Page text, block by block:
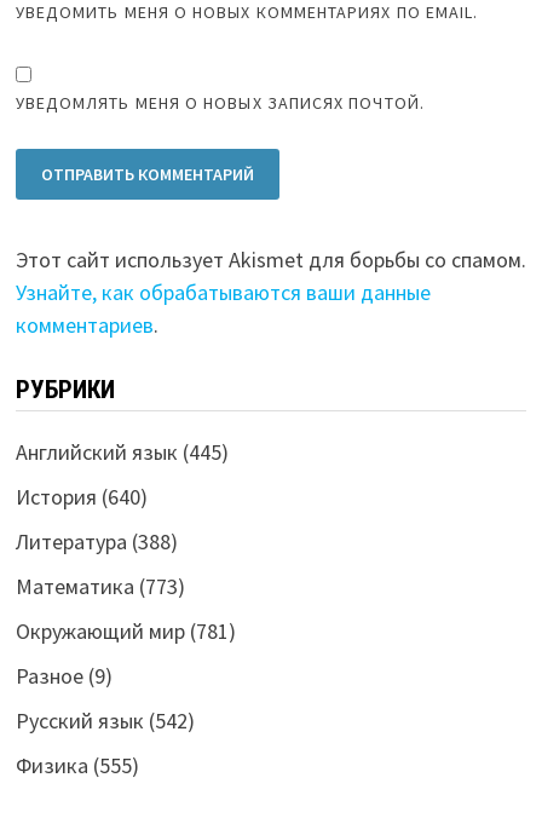
УВЕДОМИТЬ МЕНЯ О НОВЫХ КОММЕНТАРИЯХ ПО EMAIL.
УВЕДОМЛЯТЬ МЕНЯ О НОВЫХ ЗАПИСЯХ ПОЧТОЙ.
Этот сайт использует Akismet для борьбы со спамом.
Узнайте, как обрабатываются ваши данные
комментариев.
РУБРИКИ
Английский язык (445)
История (640)
Литература (388)
Математика (773)
Окружающий мир(781)
Разное(9)
Русский язык (542)
Физика (555)